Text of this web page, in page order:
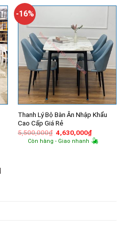
500,000₫.
-16%
Thanh Lý Bộ Bàn Ăn Nhập Khẩu
Cao Cấp Giá Rẻ
5,500,000₫ Giá
gốc
là:
4,630,000₫Giá
hiện
tại
Còn hàng - Giao nhanh